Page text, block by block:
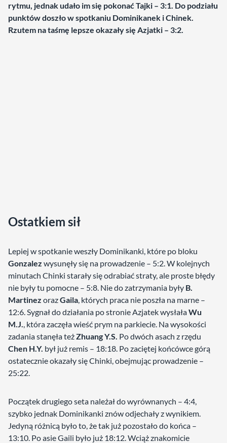
rytmu, jednak udało im się pokonać Tajki – 3:1. Do podziału
punktów doszło w spotkaniu Dominikanek i Chinek.
Rzutem na taśmę lepsze okazały się Azjatki – 3:2.
Ostatkiem sił
Lepiej w spotkanie weszły Dominikanki, które po bloku
Gonzalez wysunęły się na prowadzenie – 5:2. W kolejnych
minutach Chinki starały się odrabiać straty, ale proste błędy
nie były tu pomocne – 5:8. Nie do zatrzymania były B.
Martinez orazGaila, których praca nie poszła na marne –
12:6. Sygnał do działania po stronie Azjatek wysłałaWu
M.J., która zaczęła wieść prym na parkiecie. Na wysokości
zadania stanęła teżZhuang Y.S. Po dwóch asach z rzędu
Chen H.Y. był już remis – 18:18. Po zaciętej końcówce górą
ostatecznie okazały się Chinki, obejmując prowadzenie –
25:22.
Początek drugiego seta należał do wyrównanych – 4:4,
szybko jednak Dominikanki znów odjechały z wynikiem.
Jedyną różnicą było to, że tak już pozostało do końca –
13:10. Po asie Gaili było już 18:12. Wciąż znakomicie